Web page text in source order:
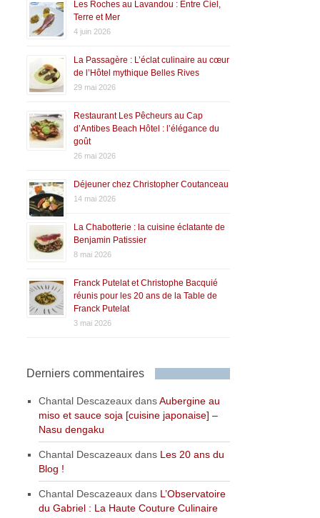
Les Roches au Lavandou : Entre Ciel,
Terre et Mer
4 juin 2026
La Passagère : L’éclat culinaire au cœur
de l’Hôtel mythique Belles Rives
29 mai 2026
Restaurant Les Pêcheurs au Cap
d’Antibes Beach Hôtel : l’élégance du
goût
26 mai 2026
Déjeuner chez Christopher Coutanceau
14 mai 2026
La Chabotterie : la cuisine éclatante de
Benjamin Patissier
8 mai 2026
Franck Putelat et Christophe Bacquié
réunis pour les 20 ans de la Table de
Franck Putelat
3 mai 2026
Derniers commentaires
Chantal Descazeaux dansAubergine au
miso et sauce soja [cuisine japonaise] –
Nasu dengaku
Chantal Descazeaux dans Les 20 ans du
Blog !
Chantal Descazeaux dans L’Observatoire
du Gabriel : La Haute Couture Culinaire